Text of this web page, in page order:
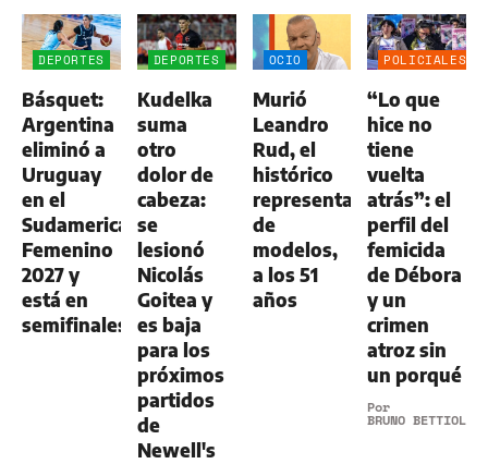
DEPORTES
Básquet:
Argentina
eliminó a
Uruguay
en el
Sudamericano
Femenino
2027 y
está en
semifinales
DEPORTES
Kudelka
suma
otro
dolor de
cabeza:
se
lesionó
Nicolás
Goitea y
es baja
para los
próximos
partidos
de
Newell's
OCIO
Murió
Leandro
Rud, el
histórico
representante
de
modelos,
a los 51
años
POLICIALES
“Lo que
hice no
tiene
vuelta
atrás”: el
perfil del
femicida
de Débora
y un
crimen
atroz sin
un porqué
Por
BRUNO BETTIOL